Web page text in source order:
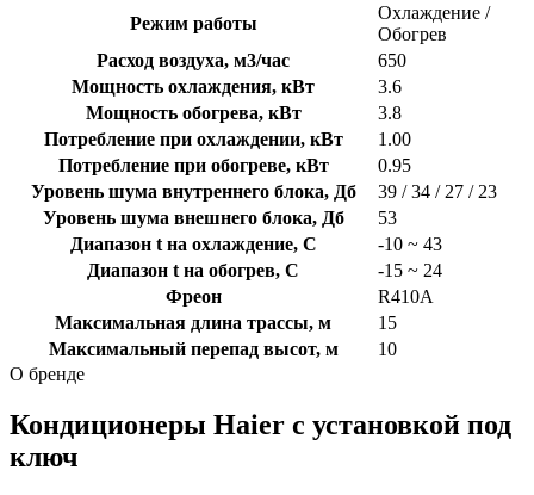
Режим работы
Охлаждение /
Обогрев
Расход воздуха, м3/час
650
Мощность охлаждения, кВт
3.6
Мощность обогрева, кВт
3.8
Потребление при охлаждении, кВт
1.00
Потребление при обогреве, кВт
0.95
Уровень шума внутреннего блока, Дб
39 / 34 / 27 / 23
Уровень шума внешнего блока, Дб
53
Диапазон t на охлаждение, C
-10 ~ 43
Диапазон t на обогрев, C
-15 ~ 24
Фреон
R410A
Максимальная длина трассы, м
15
Максимальный перепад высот, м
10
О бренде
Кондиционеры Haier с установкой под
ключ